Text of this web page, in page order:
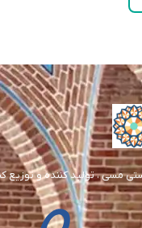
، تولید کننده و توزیع